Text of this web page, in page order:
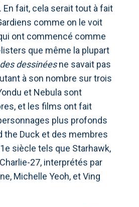
En fait, cela serait tout à fait
comme on le voit
ont commencé comme
que même la plupart
dessinéesne savait pas
à son nombre sur trois
et Nebula sont
et les films ont fait
plus profonds
the Duck et des membres
siècle tels que Starhawk,
27, interprétés par
Michelle Yeoh, et Ving